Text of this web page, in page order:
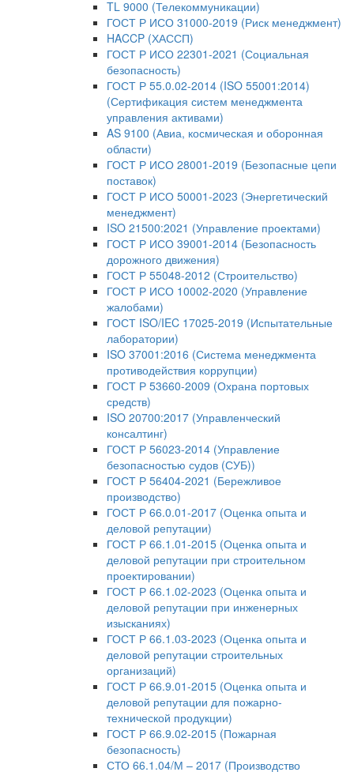
TL 9000 (Телекоммуникации)
ГОСТ Р ИСО 31000-2019 (Риск менеджмент)
HACCP (ХАССП)
ГОСТ Р ИСО 22301-2021 (Социальная
безопасность)
ГОСТ Р 55.0.02-2014 (ISO 55001:2014)
(Сертификация систем менеджмента
управления активами)
AS 9100 (Авиа, космическая и оборонная
области)
ГОСТ Р ИСО 28001-2019 (Безопасные цепи
поставок)
ГОСТ Р ИСО 50001-2023 (Энергетический
менеджмент)
ISO 21500:2021 (Управление проектами)
ГОСТ Р ИСО 39001-2014 (Безопасность
дорожного движения)
ГОСТ Р 55048-2012 (Строительство)
ГОСТ Р ИСО 10002-2020 (Управление
жалобами)
ГОСТ ISO/IEC 17025-2019 (Испытательные
лаборатории)
ISO 37001:2016 (Система менеджмента
противодействия коррупции)
ГОСТ Р 53660-2009 (Охрана портовых
средств)
ISO 20700:2017 (Управленческий
консалтинг)
ГОСТ Р 56023-2014 (Управление
безопасностью судов (СУБ))
ГОСТ Р 56404-2021 (Бережливое
производство)
ГОСТ Р 66.0.01-2017 (Оценка опыта и
деловой репутации)
ГОСТ Р 66.1.01-2015 (Оценка опыта и
деловой репутации при строительном
проектировании)
ГОСТ Р 66.1.02-2023 (Оценка опыта и
деловой репутации при инженерных
изысканиях)
ГОСТ Р 66.1.03-2023 (Оценка опыта и
деловой репутации строительных
организаций)
ГОСТ Р 66.9.01-2015 (Оценка опыта и
деловой репутации для пожарно-
технической продукции)
ГОСТ Р 66.9.02-2015 (Пожарная
безопасность)
СТО 66.1.04/М – 2017 (Производство